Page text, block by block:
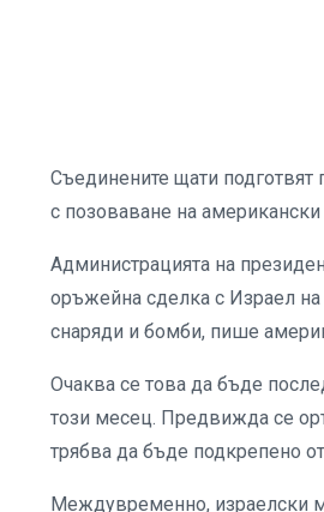
Съединените щати
с позоваване на
Администрацията на
оръжейна сделка с Израел на
снаряди и бомби, пише
Очаква се това да бъде
този месец. Предвижда се
трябва да бъде подкрепено
Междувременно, израелски